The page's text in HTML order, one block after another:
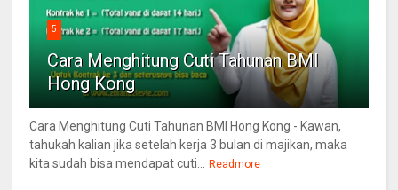
5
Cara Menghitung Cuti Tahunan BMI
Hong Kong
Cara Menghitung Cuti Tahunan BMI Hong Kong - Kawan,
tahukah kalian jika setelah kerja 3 bulan di majikan, maka
kita sudah bisa mendapat cuti... Readmore